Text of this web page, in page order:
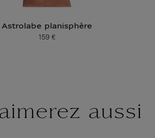
Astrolabe planisphère
Prix ​​actuel
159 €
aussi